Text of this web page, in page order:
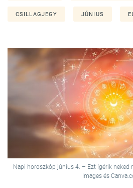
CSILLAGJEGY JÚNIUS
Napi horoszkóp június 4. – Ezt ígérik neked
Images és